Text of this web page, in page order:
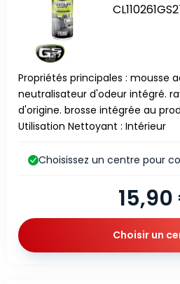
Propriétés principales : mousse
neutralisateur d'odeur intégré.
d'origine. brosse intégrée au
Utilisation Nettoyant : Intérieur
Choisissez un centre pour
Choisir un